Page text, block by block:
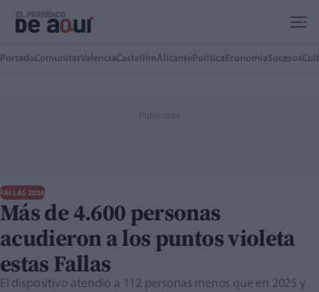
PortadaComunitatValenciaCastellónAlicante Política EconomíaSucesos
FALLAS 2026
Más de 4.600 personas
acudieron a los puntos violeta
estas Fallas
El dispositivo atendió a 112 personas menos que en 2025 y